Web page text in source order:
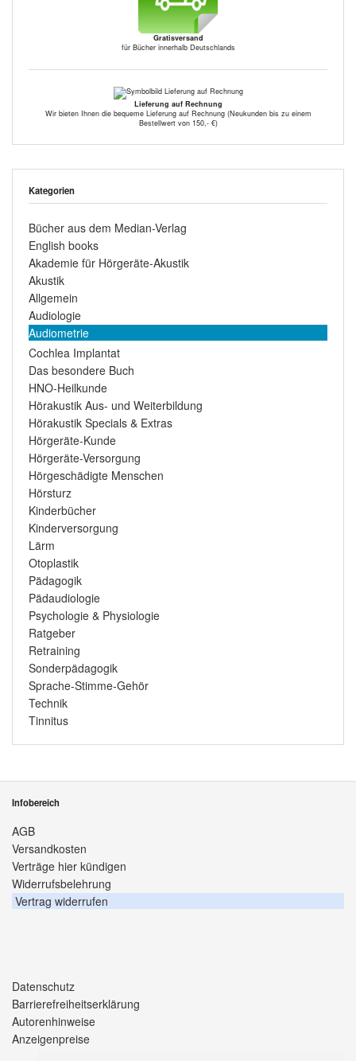
Gratisversand
für Bücher innerhalb Deutschlands
Lieferung auf Rechnung
Wir bieten Ihnen die bequeme Lieferung auf Rechnung (Neukunden bis zu einem
Bestellwert von 150,- €)
Kategorien
Bücher aus dem Median-Verlag
English books
Akademie für Hörgeräte-Akustik
Akustik
Allgemein
Audiologie
Audiometrie
Cochlea Implantat
Das besondere Buch
HNO-Heilkunde
Hörakustik Aus- und Weiterbildung
Hörakustik Specials & Extras
Hörgeräte-Kunde
Hörgeräte-Versorgung
Hörgeschädigte Menschen
Hörsturz
Kinderbücher
Kinderversorgung
Lärm
Otoplastik
Pädagogik
Pädaudiologie
Psychologie & Physiologie
Ratgeber
Retraining
Sonderpädagogik
Sprache-Stimme-Gehör
Technik
Tinnitus
Infobereich
AGB
Versandkosten
Verträge hier kündigen
Widerrufsbelehrung
Vertrag widerrufen
Datenschutz
Barrierefreiheitserklärung
Autorenhinweise
Anzeigenpreise